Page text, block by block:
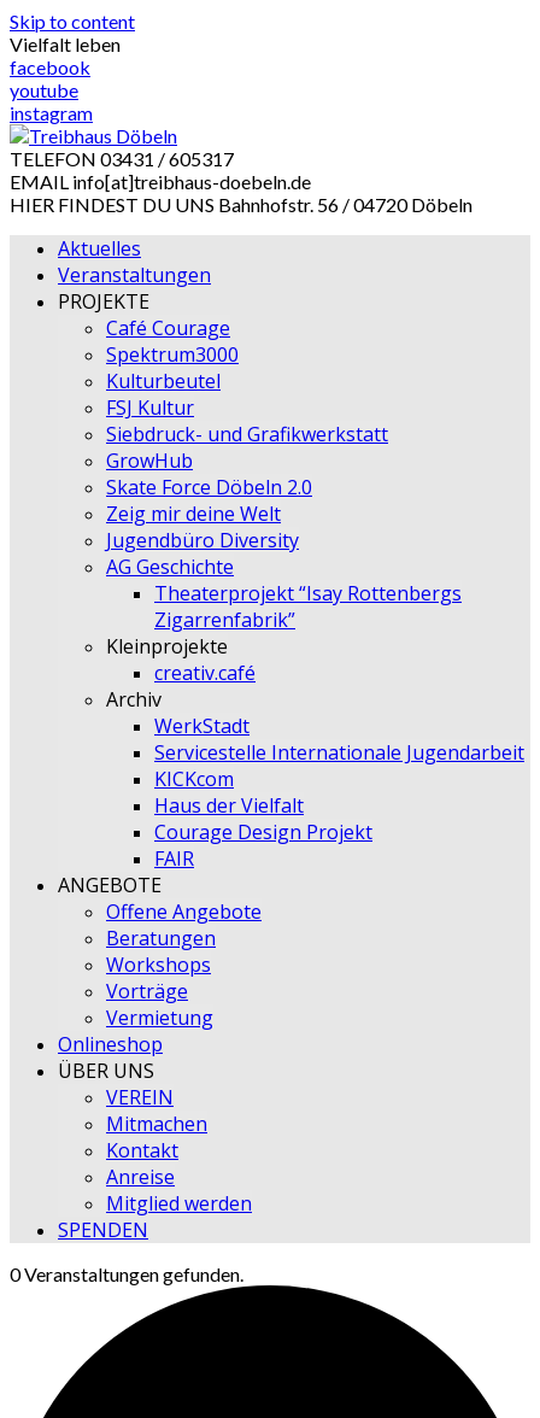
Skip to content
Vielfalt leben
facebook
youtube
instagram
TELEFON 03431 / 605317
EMAIL info[at]treibhaus-doebeln.de
HIER FINDEST DU UNS Bahnhofstr. 56 / 04720 Döbeln
Aktuelles
Veranstaltungen
PROJEKTE
Café Courage
Spektrum3000
Kulturbeutel
FSJ Kultur
Siebdruck- und Grafikwerkstatt
GrowHub
Skate Force Döbeln 2.0
Zeig mir deine Welt
Jugendbüro Diversity
AG Geschichte
Theaterprojekt “Isay Rottenbergs
Zigarrenfabrik”
Kleinprojekte
creativ.café
Archiv
WerkStadt
Servicestelle Internationale Jugendarbeit
KICKcom
Haus der Vielfalt
Courage Design Projekt
FAIR
ANGEBOTE
Offene Angebote
Beratungen
Workshops
Vorträge
Vermietung
Onlineshop
ÜBER UNS
VEREIN
Mitmachen
Kontakt
Anreise
Mitglied werden
SPENDEN
0 Veranstaltungen gefunden.